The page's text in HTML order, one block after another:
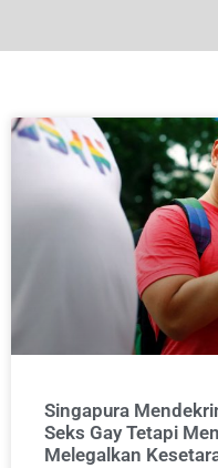
Singapura
Seks Gay Tetapi
Melegalkan